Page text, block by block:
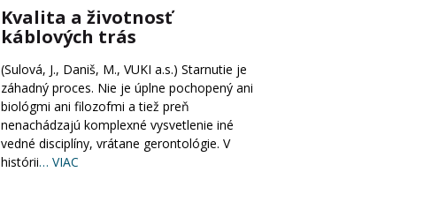
Kvalita a životnosť
káblových trás
(Sulová, J., Daniš, M., VUKI a.s.) Starnutie je
záhadný proces. Nie je úplne pochopený ani
biológmi ani filozofmi a tiež preň
nenachádzajú komplexné vysvetlenie iné
vedné disciplíny, vrátane gerontológie. V
histórii… VIAC